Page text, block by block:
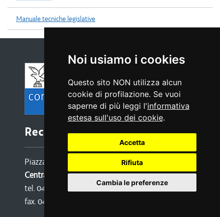
Noi usiamo i cookies
Questo sito NON utilizza alcun
cookie di profilazione. Se vuoi
saperne di più leggi l'informativa
estesa sull'uso dei cookie.
Accetta
Rifiuta
Cambia le preferenze
Manuale tecniche legislative
Recapiti e contatti
Piazza Oberdan 6, 34133 TRIESTE
Centralino:
tel. 040 3771111
fax. 040 3773190